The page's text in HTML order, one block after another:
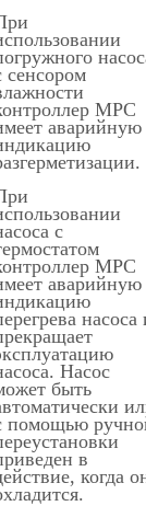
сенсором
МРС
аварийную
с
МРС
аварийную
насоса
Насос
быть
помощью
в
когда